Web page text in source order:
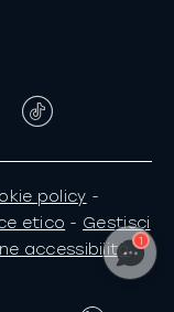
policy -
etico - Gestisci
accessibilità
Instagram
1
è disponibile ora!